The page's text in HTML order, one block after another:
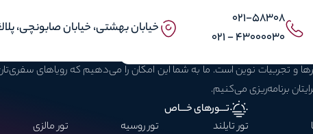
۰۲۱-58308
43000030 - 021
خيابان بهشتى، خيابان صابونچى، پلاك ٥٨، طبقه ٣، واحد ۱
و تجربیات نوین است. ما به شما این امکان را می‌دهیم که رویاهای
برنامه‌ریزی می‌کنیم.
تـــورهای خـــاص
تور تایلند
تور روسیه تور مالزی